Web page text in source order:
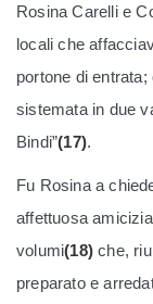
Rosina Carelli e
locali che
portone di
sistemata in due
Bindi”(17).
Fu Rosina a
affettuosa
volumi(18) che,
preparato e